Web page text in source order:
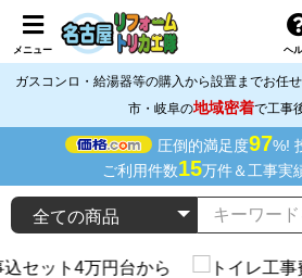
メニュー ヘ
ガスコンロ・給湯器等の購入から設置までお任
市・岐阜の地域密着で工事
圧倒的満足度97%!
ご利用件数15万件＆工事実